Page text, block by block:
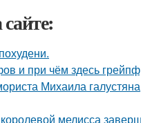
и при чём здесь
Михаила
мелисса